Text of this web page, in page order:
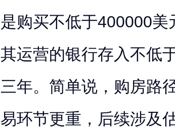
是购买不低于400000
其运营的银行存入不低
三年。简单说，购房路
易环节更重，后续涉及